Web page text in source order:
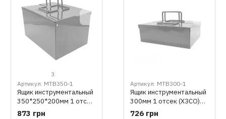
3
Артикул: MTB350-1
Ящик инструментальный
350*250*200мм 1 отсек
(ХЗСО) MTB350-1
873 грн
Артикул: MTB300-1
Ящик инструментальный
300мм 1 отсек (ХЗСО)
ЯЩ300-1 MTB300-1
726 грн